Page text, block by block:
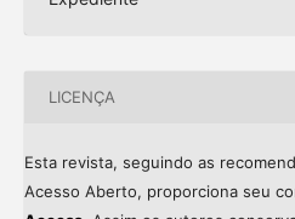
LICENÇA
Esta revista, seguindo as
Acesso Aberto, proporciona seu